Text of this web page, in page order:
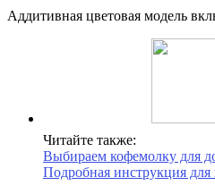
Аддитивная цветовая модель
Читайте также:
Выбираем кофемолку для
Подробная инструкция